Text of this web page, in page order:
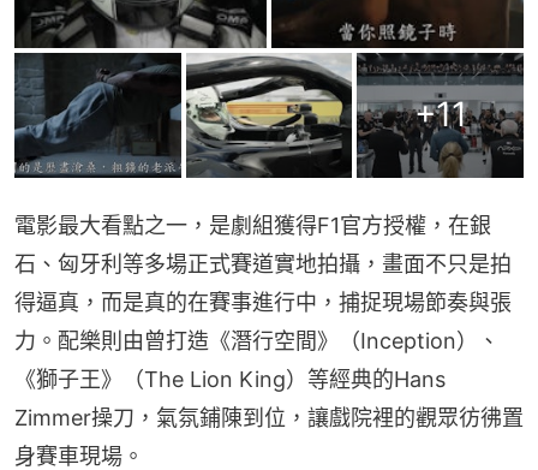
+11
電影最大看點之一，是劇組獲得F1官方授權，在銀
石、匈牙利等多場正式賽道實地拍攝，畫面不只是拍
得逼真，而是真的在賽事進行中，捕捉現場節奏與張
力。配樂則由曾打造《潛行空間》（Inception）、
《獅子王》（The Lion King）等經典的Hans
Zimmer操刀，氣氛鋪陳到位，讓戲院裡的觀眾彷彿置
身賽車現場。